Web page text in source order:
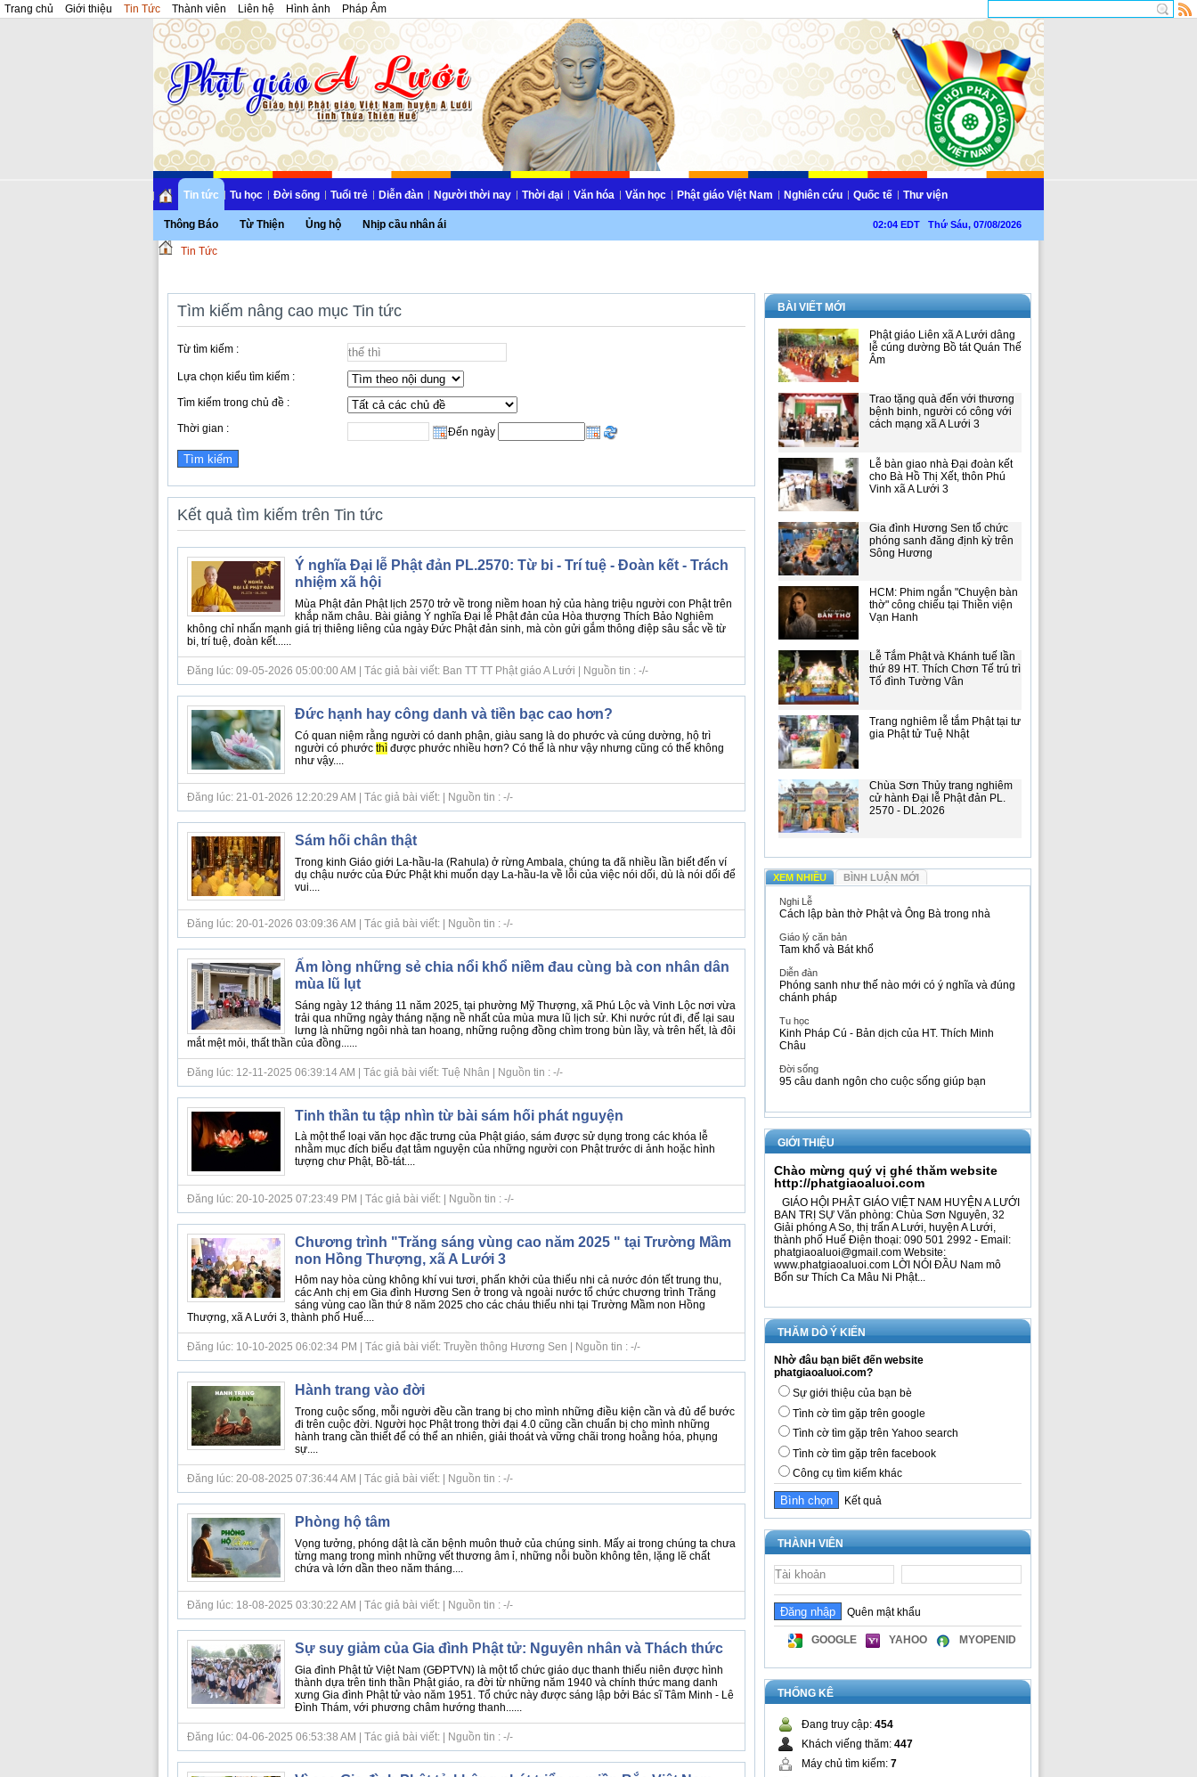
Trang chủ Giới thiệu Tin Tức Thành viên Liên hệ Hình ảnh Pháp Âm
Tin tức
Thông Báo Từ Thiện Ủng hộ Nhịp cầu nhân ái
Tu học Đời sống Tuổi trẻ Diễn đàn Người thời nay Thời đại Văn hóa Văn học Phật giáo Việt Nam Nghiên cứu Quốc tế Thư viện
02:04 EDT Thứ Sáu, 07/08/2026
Tin Tức
Tìm kiếm nâng cao mục Tin tức
Từ tìm kiếm :
Lựa chọn kiểu tìm kiếm :
Tìm kiếm trong chủ đề :
Thời gian : Đến ngày
Kết quả tìm kiếm trên Tin tức
Ý nghĩa Đại lễ Phật đản PL.2570: Từ bi - Trí tuệ - Đoàn kết - Trách
nhiệm xã hội
Mùa Phật đản Phật lịch 2570 trở về trong niềm hoan hỷ của hàng triệu người con Phật trên
khắp năm châu. Bài giảng Ý nghĩa Đại lễ Phật đản của Hòa thượng Thích Bảo Nghiêm
không chỉ nhấn mạnh giá trị thiêng liêng của ngày Đức Phật đản sinh, mà còn gửi gắm thông điệp sâu sắc về từ
bi, trí tuệ, đoàn kết......
Đăng lúc: 09-05-2026 05:00:00 AM | Tác giả bài viết: Ban TT TT Phật giáo A Lưới | Nguồn tin : -/-
Đức hạnh hay công danh và tiền bạc cao hơn?
Có quan niệm rằng người có danh phận, giàu sang là do phước và cúng dường, hộ trì
người có phước thìđược phước nhiều hơn? Có thể là như vậy nhưng cũng có thể không
như vậy....
Đăng lúc: 21-01-2026 12:20:29 AM | Tác giả bài viết: | Nguồn tin : -/-
Sám hối chân thật
Trong kinh Giáo giới La-hầu-la (Rahula) ở rừng Ambala, chúng ta đã nhiều lần biết đến ví
dụ chậu nước của Đức Phật khi muốn dạy La-hầu-la về lỗi của việc nói dối, dù là nói dối để
vui....
Đăng lúc: 20-01-2026 03:09:36 AM | Tác giả bài viết: | Nguồn tin : -/-
Ấm lòng những sẻ chia nổi khổ niềm đau cùng bà con nhân dân
mùa lũ lụt
Sáng ngày 12 tháng 11 năm 2025, tại phường Mỹ Thượng, xã Phú Lộc và Vinh Lộc nơi vừa
trải qua những ngày tháng nặng nề nhất của mùa mưa lũ lịch sử. Khi nước rút đi, để lại sau
lưng là những ngôi nhà tan hoang, những ruộng đồng chìm trong bùn lầy, và trên hết, là đôi
mắt mệt mỏi, thất thần của đồng......
Đăng lúc: 12-11-2025 06:39:14 AM | Tác giả bài viết: Tuệ Nhân | Nguồn tin : -/-
Tinh thần tu tập nhìn từ bài sám hối phát nguyện
Là một thể loại văn học đặc trưng của Phật giáo, sám được sử dụng trong các khóa lễ
nhằm mục đích biểu đạt tâm nguyện của những người con Phật trước di ảnh hoặc hình
tượng chư Phật, Bồ-tát....
Đăng lúc: 20-10-2025 07:23:49 PM | Tác giả bài viết: | Nguồn tin : -/-
Chương trình "Trăng sáng vùng cao năm 2025 " tại Trường Mầm
non Hồng Thượng, xã A Lưới 3
Hôm nay hòa cùng không khí vui tươi, phấn khởi của thiếu nhi cả nước đón tết trung thu,
các Anh chị em Gia đình Hương Sen ở trong và ngoài nước tổ chức chương trình Trăng
sáng vùng cao lần thứ 8 năm 2025 cho các cháu thiếu nhi tại Trường Mầm non Hồng
Thượng, xã A Lưới 3, thành phố Huế....
Đăng lúc: 10-10-2025 06:02:34 PM | Tác giả bài viết: Truyền thông Hương Sen | Nguồn tin : -/-
Hành trang vào đời
Trong cuộc sống, mỗi người đều cần trang bị cho mình những điều kiện cần và đủ để bước
đi trên cuộc đời. Người học Phật trong thời đại 4.0 cũng cần chuẩn bị cho mình những
hành trang cần thiết để có thể an nhiên, giải thoát và vững chãi trong hoằng hóa, phụng
sự....
Đăng lúc: 20-08-2025 07:36:44 AM | Tác giả bài viết: | Nguồn tin : -/-
Phòng hộ tâm
Vọng tưởng, phóng dật là căn bệnh muôn thuở của chúng sinh. Mấy ai trong chúng ta chưa
từng mang trong mình những vết thương âm ỉ, những nỗi buồn không tên, lặng lẽ chất
chứa và lớn dần theo năm tháng....
Đăng lúc: 18-08-2025 03:30:22 AM | Tác giả bài viết: | Nguồn tin : -/-
Sự suy giảm của Gia đình Phật tử: Nguyên nhân và Thách thức
Gia đình Phật tử Việt Nam (GĐPTVN) là một tổ chức giáo dục thanh thiếu niên được hình
thành dựa trên tinh thần Phật giáo, ra đời từ những năm 1940 và chính thức mang danh
xưng Gia đình Phật tử vào năm 1951. Tổ chức này được sáng lập bởi Bác sĩ Tâm Minh - Lê
Đình Thám, với phương châm hướng thanh......
Đăng lúc: 04-06-2025 06:53:38 AM | Tác giả bài viết: | Nguồn tin : -/-
BÀI VIẾT MỚI
Phật giáo Liên xã A Lưới dâng
lễ cúng dường Bồ tát Quán Thế
Âm
Trao tặng quà đến với thương
bệnh binh, người có công với
cách mạng xã A Lưới 3
Lễ bàn giao nhà Đại đoàn kết
cho Bà Hồ Thị Xết, thôn Phú
Vinh xã A Lưới 3
Gia đình Hương Sen tổ chức
phóng sanh đăng định kỳ trên
Sông Hương
HCM: Phim ngắn "Chuyện bàn
thờ" công chiếu tại Thiền viện
Vạn Hanh
Lễ Tắm Phật và Khánh tuế lần
thứ 89 HT. Thích Chơn Tế trú trì
Tổ đình Tường Vân
Trang nghiêm lễ tắm Phật tại tư
gia Phật tử Tuệ Nhật
Chùa Sơn Thủy trang nghiêm
cử hành Đại lễ Phật đản PL.
2570 - DL.2026
XEM NHIỀU BÌNH LUẬN MỚI
Nghi Lễ
Cách lập bàn thờ Phật và Ông Bà trong nhà
Giáo lý căn bản
Tam khổ và Bát khổ
Diễn đàn
Phóng sanh như thế nào mới có ý nghĩa và đúng
chánh pháp
Tu học
Kinh Pháp Cú - Bản dịch của HT. Thích Minh
Châu
Đời sống
95 câu danh ngôn cho cuộc sống giúp bạn
GIỚI THIỆU
Chào mừng quý vị ghé thăm website
http://phatgiaoaluoi.com
GIÁO HỘI PHẬT GIÁO VIỆT NAM HUYỆN A LƯỚI
BAN TRỊ SỰ Văn phòng: Chùa Sơn Nguyên, 32
Giải phóng A So, thị trấn A Lưới, huyện A Lưới,
thành phố Huế Điện thoại: 090 501 2992 - Email:
phatgiaoaluoi@gmail.com Website:
www.phatgiaoaluoi.com LỜI NÓI ĐẦU Nam mô
Bổn sư Thích Ca Mâu Ni Phật...
THĂM DÒ Ý KIẾN
Nhờ đâu bạn biết đến website
phatgiaoaluoi.com?
Sự giới thiệu của bạn bè
Tình cờ tìm gặp trên google
Tình cờ tìm gặp trên Yahoo search
Tình cờ tìm gặp trên facebook
Công cụ tìm kiếm khác
Kết quả
THÀNH VIÊN
Quên mật khẩu
GOOGLE YAHOO MYOPENID
THỐNG KÊ
Đang truy cập: 454
Khách viếng thăm: 447
Máy chủ tìm kiếm: 7